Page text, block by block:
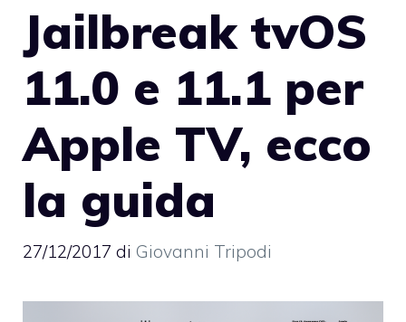
Jailbreak tvOS
11.0 e 11.1 per
Apple TV, ecco
la guida
27/12/2017 di Giovanni Tripodi